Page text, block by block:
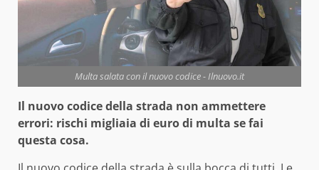
Multa salata con il nuovo codice - Ilnuovo.it
Il nuovo codice della strada non ammettere
errori: rischi migliaia di euro di multa se fai
questa cosa.